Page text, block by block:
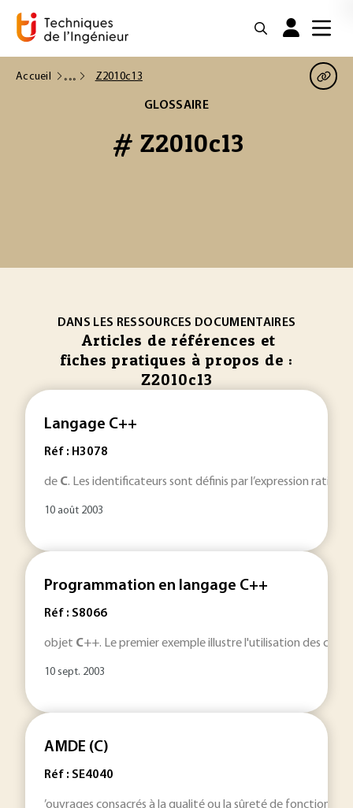
Accueil Z2010c13
GLOSSAIRE
# Z2010c13
DANS LES RESSOURCES DOCUMENTAIRES
Articles de références et
fiches pratiques à propos de :
Z2010c13
Langage C++
Réf : H3078
de C. Les identificateurs sont définis par l’expression
10 août 2003
Programmation en langage C++
Réf : S8066
objet C++. Le premier exemple illustre l'utilisation des
10 sept. 2003
AMDE (C)
Réf : SE4040
’ouvrages consacrés à la qualité ou la sûreté de